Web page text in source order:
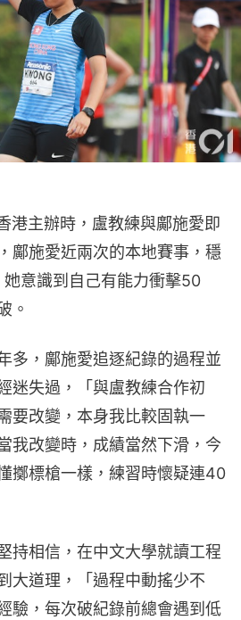
港主辦時，盧教練與鄺施愛即
鄺施愛近兩次的本地賽事，穩
意識到自己有能力衝擊50
。
多，鄺施愛追逐紀錄的過程並
迷失過，「與盧教練合作初
要改變，本身我比較固執一
我改變時，成績當然下滑，今
擲標槍一樣，練習時懷疑連40
持相信，在中文大學就讀工程
大道理，「過程中動搖少不
驗，每次破紀錄前總會遇到低